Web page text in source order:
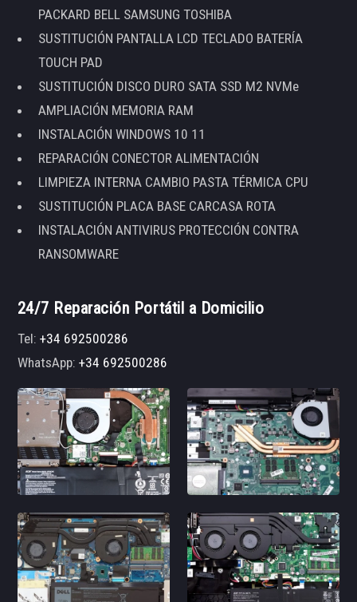
PACKARD BELL SAMSUNG TOSHIBA
SUSTITUCIÓN PANTALLA LCD TECLADO BATERÍA
TOUCH PAD
SUSTITUCIÓN DISCO DURO SATA SSD M2 NVMe
AMPLIACIÓN MEMORIA RAM
INSTALACIÓN WINDOWS 10 11
REPARACIÓN CONECTOR ALIMENTACIÓN
LIMPIEZA INTERNA CAMBIO PASTA TÉRMICA CPU
SUSTITUCIÓN PLACA BASE CARCASA ROTA
INSTALACIÓN ANTIVIRUS PROTECCIÓN CONTRA
RANSOMWARE
24/7 Reparación Portátil a Domicilio
Tel:+34 692500286
WhatsApp:+34 692500286